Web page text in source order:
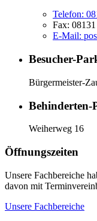
Telefon:
Fax:
E-Mail:
Besucher-
Bürgermeister-
Behinderten-
Weiherweg 16
Öffnungszeiten
Unsere Fachbereiche
davon mit
Unsere Fachbereiche